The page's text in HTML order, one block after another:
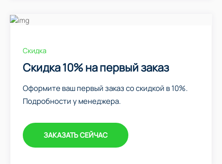
Скидка
Скидка 10% на первый заказ
Оформите ваш первый заказ со скидкой в 10%.
Подробности у менеджера.
ЗАКАЗАТЬ СЕЙЧАС